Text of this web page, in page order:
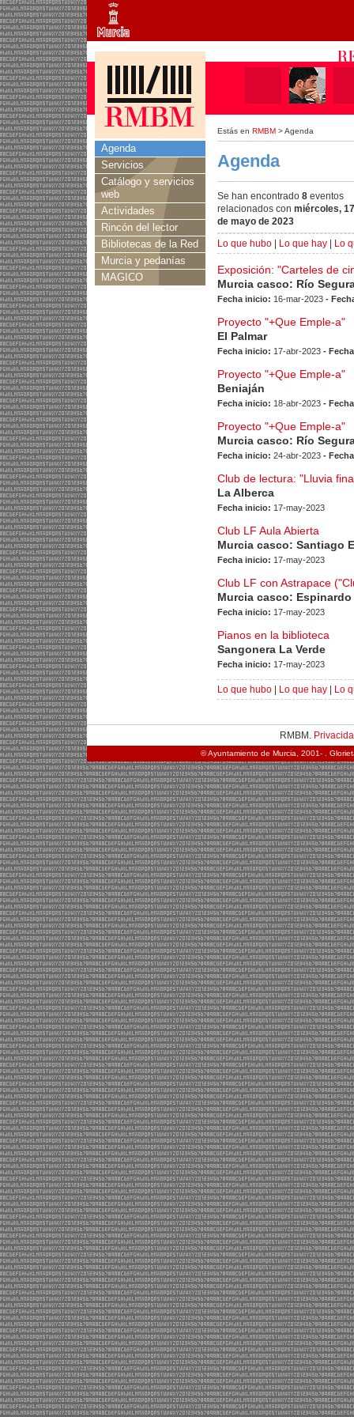
Estás en RMBM > Agenda
Agenda
Servicios
Catálogo y servicios
web
Actividades
Rincón del lector
Bibliotecas de la Red
Murcia y pedanías
MAGICO
Agenda
Se han encontrado 8 eventos
relacionados con miércoles, 17
de mayo de 2023
Lo que hubo
Lo que hay Lo
Exposición: "Carteles de
Murcia casco: Río
Fecha inicio: 16-mar-2023 -
Proyecto "+Que Emple-a"
El Palmar
Fecha inicio: 17-abr-2023 -
Proyecto "+Que Emple-a"
Beniaján
Fecha inicio: 18-abr-2023 -
Proyecto "+Que Emple-a"
Murcia casco: Río
Fecha inicio: 24-abr-2023 -
Club de lectura: "Lluvia
La Alberca
Fecha inicio: 17-may-2023
Club LF Aula Abierta
Murcia casco: Santiago
Fecha inicio: 17-may-2023
Club LF con Astrapace
Murcia casco: Espinardo
Fecha inicio: 17-may-2023
Pianos en la biblioteca
Sangonera La Verde
Fecha inicio: 17-may-2023
Lo que hubo Lo que hay Lo
RMBM.
© Ayuntamiento de Murcia, 2001- .